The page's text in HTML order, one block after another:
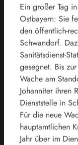
Ein großer Tag
Ostbayern: Sie
den öffentlich-
Schwandorf.
Sanitätsdienst-
gesegnet. Bis
Wache am
Johanniter ihren
Dienststelle in
Für die neue
hauptamtlichen
Jahr über im